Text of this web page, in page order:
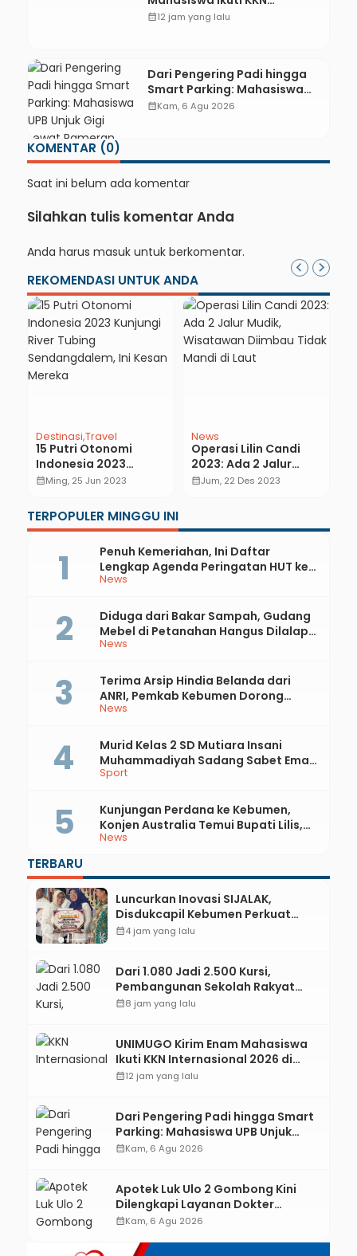
Internasional 2026 di ASEAN
calendar_month12 jam yang lalu
Dari Pengering Padi hingga
Smart Parking: Mahasiswa
UPB Unjuk Gigi Lewat
calendar_monthKam, 6 Agu 2026
KOMENTAR (0)
Saat ini belum ada komentar
Silahkan tulis komentar Anda
Anda harus masuk untuk berkomentar.
REKOMENDASI UNTUK ANDA
Destinasi Travel
15 Putri Otonomi
Indonesia 2023
Kunjungi River Tubing
Kesan Mereka
calendar_monthMing, 25 Jun 2023
News
Operasi Lilin Candi
2023: Ada 2 Jalur
Mudik, Wisatawan
calendar_monthJum, 22 Des 2023
TERPOPULER MINGGU INI
News
Penuh Kemeriahan, Ini Daftar
Lengkap Agenda Peringatan HUT ke-
81 RI dan Hari Jadi ke-397 Kabupaten
News
Diduga dari Bakar Sampah, Gudang
Mebel di Petanahan Hangus Dilalap
Api
News
Terima Arsip Hindia Belanda dari
ANRI, Pemkab Kebumen Dorong
Integrasi Sejarah, Geopark, dan
Sport
Murid Kelas 2 SD Mutiara Insani
Muhammadiyah Sadang Sabet Emas
dan Perak di Kejurda Tapak Suci
News
Kunjungan Perdana ke Kebumen,
Konjen Australia Temui Bupati Lilis,
Ini yang Dibahas
TERBARU
Luncurkan Inovasi SIJALAK,
Disdukcapil Kebumen Perkuat
Jejaring Literasi Adminduk hingga
calendar_month4 jam yang lalu
Dari 1.080 Jadi 2.500 Kursi,
Pembangunan Sekolah Rakyat
Kebumen Ditargetkan Mulai
calendar_month8 jam yang lalu
UNIMUGO Kirim Enam Mahasiswa
Ikuti KKN Internasional 2026 di
ASEAN dan Hong Kong
calendar_month12 jam yang lalu
Dari Pengering Padi hingga Smart
Parking: Mahasiswa UPB Unjuk
Gigi Lewat Pameran CODEX 2
calendar_monthKam, 6 Agu 2026
Apotek Luk Ulo 2 Gombong Kini
Dilengkapi Layanan Dokter
Spesialis Anak
calendar_monthKam, 6 Agu 2026